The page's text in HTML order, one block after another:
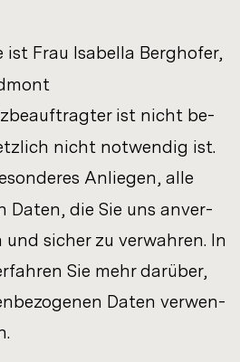
Frau Isa­bel­la Berg­ho­fer,
ist nicht be­
nicht not­wen­dig ist.
An­lie­gen, alle
Daten, die Sie uns an­ver­
si­cher zu ver­wah­ren. In
Sie mehr dar­über,
Daten ver­wen­